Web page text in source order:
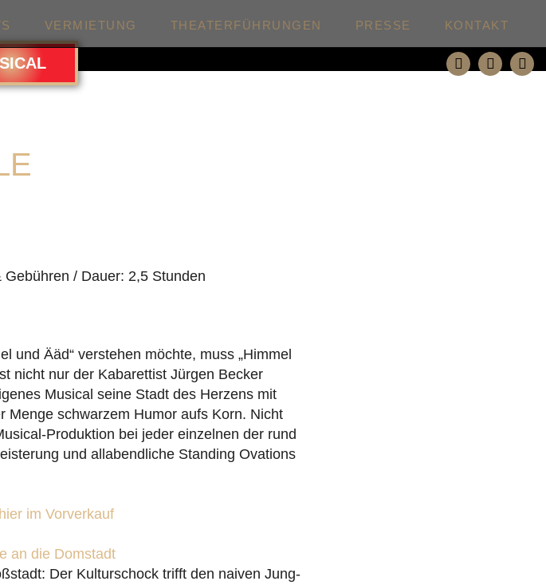
VERMIETUNG THEATERFÜHRUNGEN PRESSE KONTAKT
/ Dauer: 2,5 Stunden
und Ääd“ verstehen möchte, muss „Himmel
nicht nur der Kabarettist Jürgen Becker
Musical seine Stadt des Herzens mit
Menge schwarzem Humor aufs Korn. Nicht
Produktion bei jeder einzelnen der rund
und allabendliche Standing Ovations
im Vorverkauf
an die Domstadt
Der Kulturschock trifft den naiven Jung-